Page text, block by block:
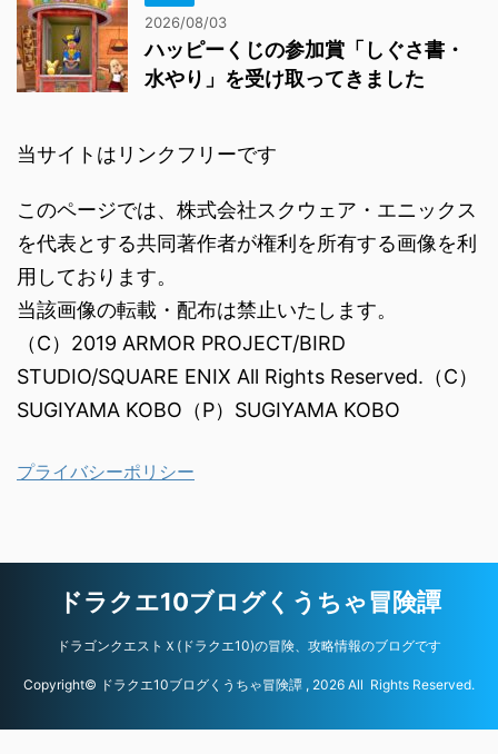
2026/08/03
ハッピーくじの参加賞「しぐさ書・
水やり」を受け取ってきました
当サイトはリンクフリーです
このページでは、株式会社スクウェア・エニックス
を代表とする共同著作者が権利を所有する画像を利
用しております。
当該画像の転載・配布は禁止いたします。
（C）2019 ARMOR PROJECT/BIRD
STUDIO/SQUARE ENIX All Rights Reserved.（C）
SUGIYAMA KOBO（P）SUGIYAMA KOBO
プライバシーポリシー
ドラクエ10ブログくうちゃ冒険譚
ドラゴンクエストＸ(ドラクエ10)の冒険、攻略情報のブログです
Copyright© ドラクエ10ブログくうちゃ冒険譚 , 2026 All Rights Reserved.